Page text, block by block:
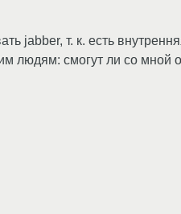
jabber, т. к. есть
людям: смогут ли со мной